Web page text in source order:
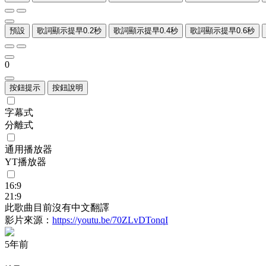
預設 歌詞顯示提早0.2秒 歌詞顯示提早0.4秒 歌詞顯示提早0.6秒
0
按鈕提示 按鈕說明
字幕式
分離式
通用播放器
YT播放器
16:9
21:9
此歌曲目前沒有中文翻譯
影片來源： https://youtu.be/70ZLvDTonqI
5年前